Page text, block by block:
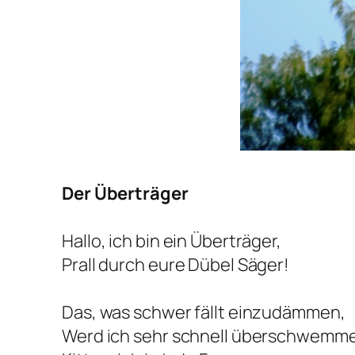
Der Überträger
Hallo, ich bin ein Überträger,
Prall durch eure Dübel Säger!
Das, was schwer fällt einzudämmen,
Werd ich sehr schnell